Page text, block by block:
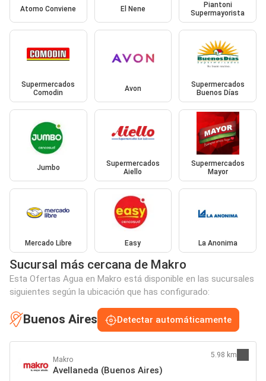
Atomo Conviene El Nene
Piantoni
Supermayorista
Supermercados
Comodin
Avon
Supermercados
Buenos Días
Jumbo
Supermercados
Aiello
Supermercados
Mayor
Mercado Libre Easy La Anonima
Sucursal más cercana de Makro
Esta Ofertas Agua en Makro está disponible en las sucursales
siguientes según la ubicación que has configurado:
Buenos Aires Detectar automáticamente
Makro
Avellaneda (Buenos Aires)
5.98 km